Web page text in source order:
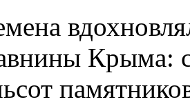
Крыма: